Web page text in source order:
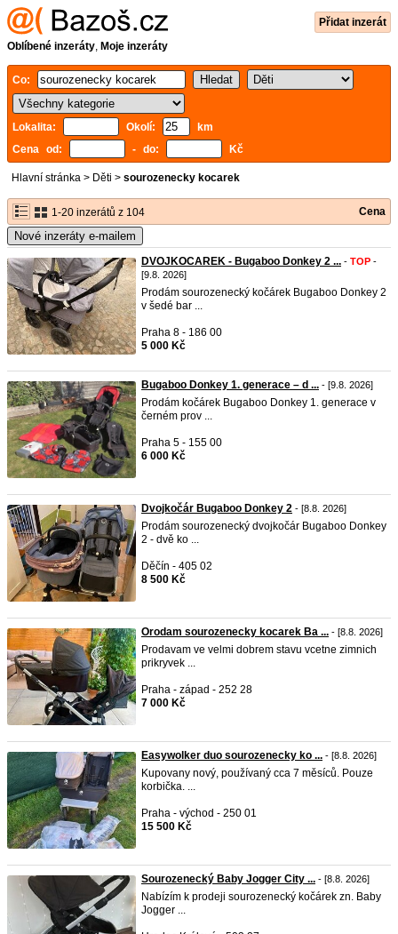
Přidat inzerát
Oblíbené inzeráty, Moje inzeráty
Co:
Lokalita: Okolí:
km
Cena od:
- do: Kč
Hlavní stránka > Děti > sourozenecky kocarek
1-20 inzerátů z 104 Cena
Nové inzeráty e-mailem
DVOJKOCAREK - Bugaboo Donkey 2 ... - TOP -
[9.8. 2026]
Prodám sourozenecký kočárek Bugaboo Donkey 2
v šedé bar ...
Praha 8 - 186 00
5 000 Kč
Bugaboo Donkey 1. generace – d ... - [9.8. 2026]
Prodám kočárek Bugaboo Donkey 1. generace v
černém prov ...
Praha 5 - 155 00
6 000 Kč
Dvojkočár Bugaboo Donkey 2 - [8.8. 2026]
Prodám sourozenecký dvojkočár Bugaboo Donkey
2 - dvě ko ...
Děčín - 405 02
8 500 Kč
Orodam sourozenecky kocarek Ba ... - [8.8. 2026]
Prodavam ve velmi dobrem stavu vcetne zimnich
prikryvek ...
Praha - západ - 252 28
7 000 Kč
Easywolker duo sourozenecky ko ... - [8.8. 2026]
Kupovany nový, používaný cca 7 měsíců. Pouze
korbička. ...
Praha - východ - 250 01
15 500 Kč
Sourozenecký Baby Jogger City ... - [8.8. 2026]
Nabízím k prodeji sourozenecký kočárek zn. Baby
Jogger ...